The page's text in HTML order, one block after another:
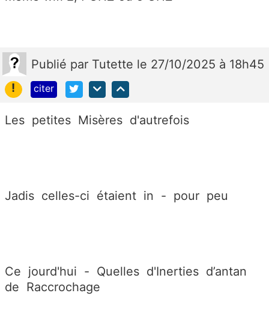
Publié par Tutette le 27/10/2025 à 18h45
!
citer
Les petites Misères d'autrefois
Jadis celles-ci étaient in - pour peu
Ce jourd'hui - Quelles d'Inerties d’antan
de Raccrochage